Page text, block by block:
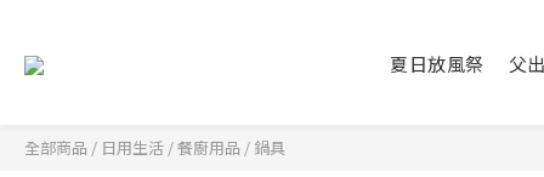
夏日放風祭 父
全部商品 / 日用生活 /餐廚用品 / 鍋具